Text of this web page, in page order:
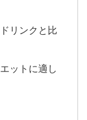
リンクと比
ットに適し